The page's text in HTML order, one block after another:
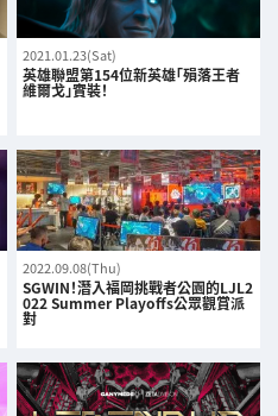
2021.01.23(Sat)
英雄聯盟第154位新英雄「殞落王者
維爾戈」實裝！
2022.09.08(Thu)
SGWIN！潛入福岡挑戰者公園的LJL2
022 Summer Playoffs公眾觀賞派
對